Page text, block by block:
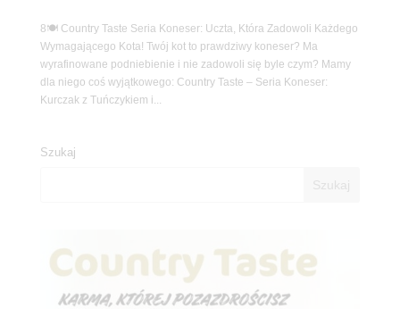
8🍽️ Country Taste Seria Koneser: Uczta, Która Zadowoli Każdego
Wymagającego Kota! Twój kot to prawdziwy koneser? Ma
wyrafinowane podniebienie i nie zadowoli się byle czym? Mamy
dla niego coś wyjątkowego: Country Taste – Seria Koneser:
Kurczak z Tuńczykiem i...
Szukaj